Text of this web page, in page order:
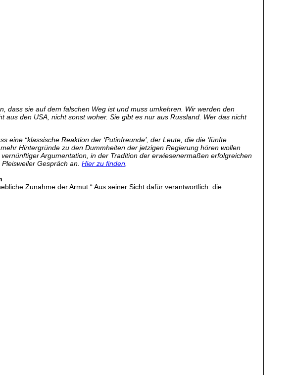
dass sie auf dem falschen Weg ist und muss umkehren. Wir werden den
den USA, nicht sonst woher. Sie gibt es nur aus Russland. Wer das nicht
eine “klassische Reaktion der ‘Putinfreunde’, der Leute, die die ‘fünfte
Hintergründe zu den Dummheiten der jetzigen Regierung hören wollen
Argumentation, in der Tradition der erwiesenermaßen erfolgreichen
Pleisweiler Gespräch an.Hier zu finden.
Zunahme der Armut.“ Aus seiner Sicht dafür verantwortlich: die